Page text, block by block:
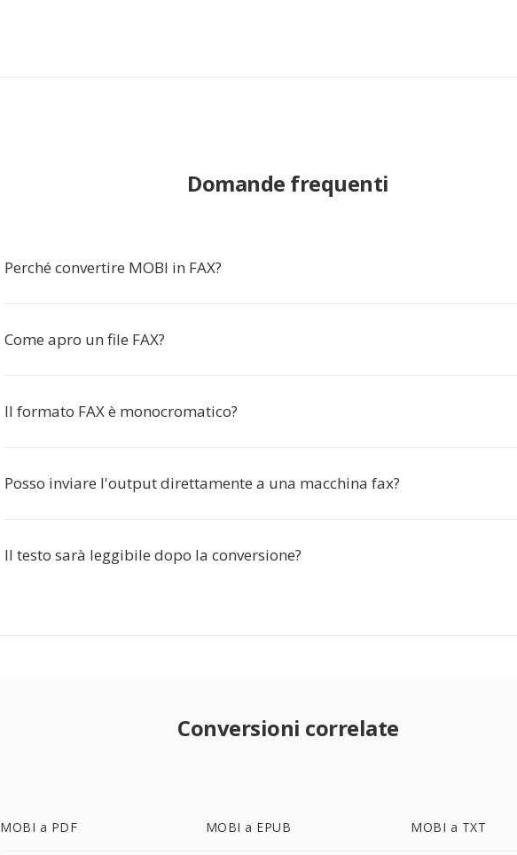
Domande frequenti
Perché convertire MOBI in FAX?
Come apro un file FAX?
Il formato FAX è monocromatico?
Posso inviare l'output direttamente a una macchina fax?
Il testo sarà leggibile dopo la conversione?
Conversioni correlate
MOBI a PDF MOBI a EPUB MOBI a TXT